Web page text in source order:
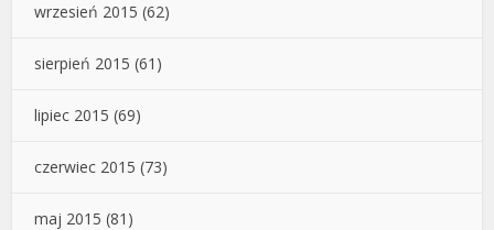
wrzesień 2015 (62)
sierpień 2015 (61)
lipiec 2015 (69)
czerwiec 2015 (73)
maj 2015 (81)